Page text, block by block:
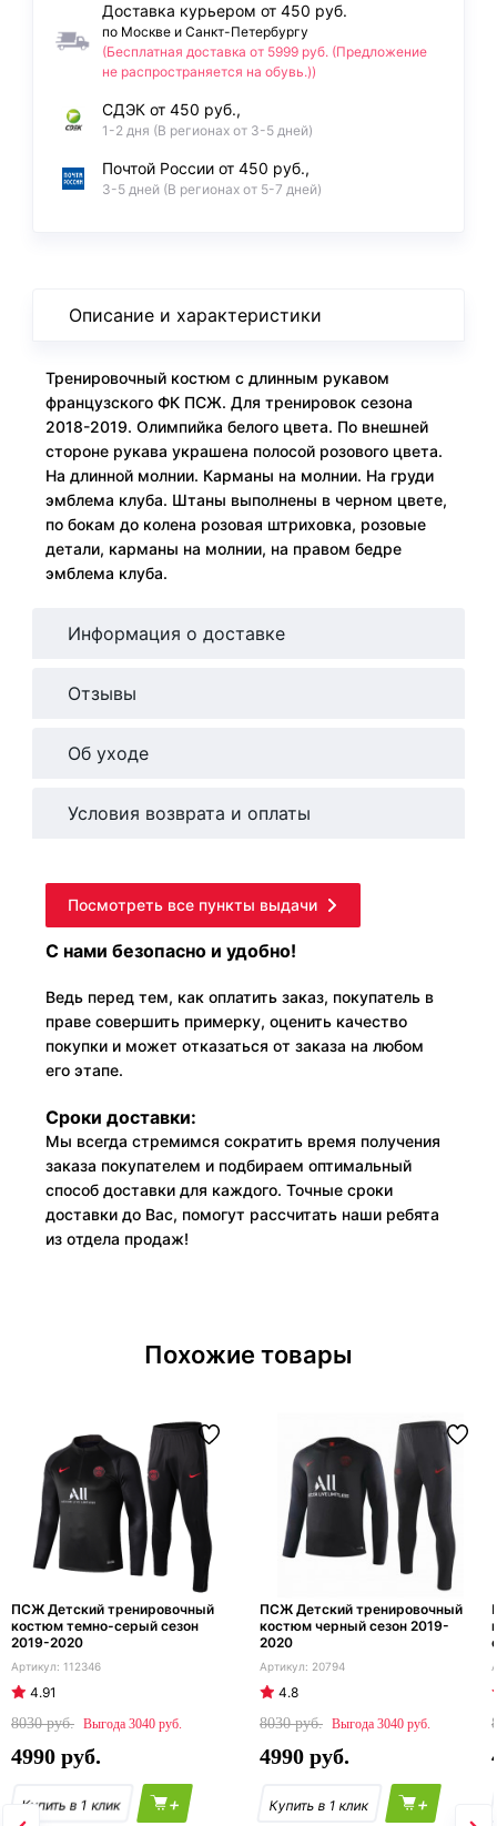
Доставка курьером от 450 руб.
по Москве и Санкт-Петербургу
(Бесплатная доставка от 5999 руб. (Предложение
не распространяется на обувь.))
СДЭК от 450 руб.,
1-2 дня (В регионах от 3-5 дней)
Почтой России от 450 руб.,
3-5 дней (В регионах от 5-7 дней)
Описание и характеристики
Тренировочный костюм с длинным рукавом
французского ФК ПСЖ. Для тренировок сезона
2018-2019. Олимпийка белого цвета. По внешней
стороне рукава украшена полосой розового цвета.
На длинной молнии. Карманы на молнии. На груди
эмблема клуба. Штаны выполнены в черном цвете,
по бокам до колена розовая штриховка, розовые
детали, карманы на молнии, на правом бедре
эмблема клуба.
Информация о доставке
Отзывы
Об уходе
Условия возврата и оплаты
Посмотреть все пункты выдачи
С нами безопасно и удобно!
Ведь перед тем, как оплатить заказ, покупатель в
праве совершить примерку, оценить качество
покупки и может отказаться от заказа на любом
его этапе.
Сроки доставки:
Мы всегда стремимся сократить время получения
заказа покупателем и подбираем оптимальный
способ доставки для каждого. Точные сроки
доставки до Вас, помогут рассчитать наши ребята
из отдела продаж!
Похожие товары
ПСЖ Детский тренировочный
костюм темно-серый сезон
2019-2020
112346
4.91
8030
3040
4990
+
ПСЖ Детский тренировочный
костюм черный сезон 2019-
2020
20794
4.8
8030
3040
4990
+